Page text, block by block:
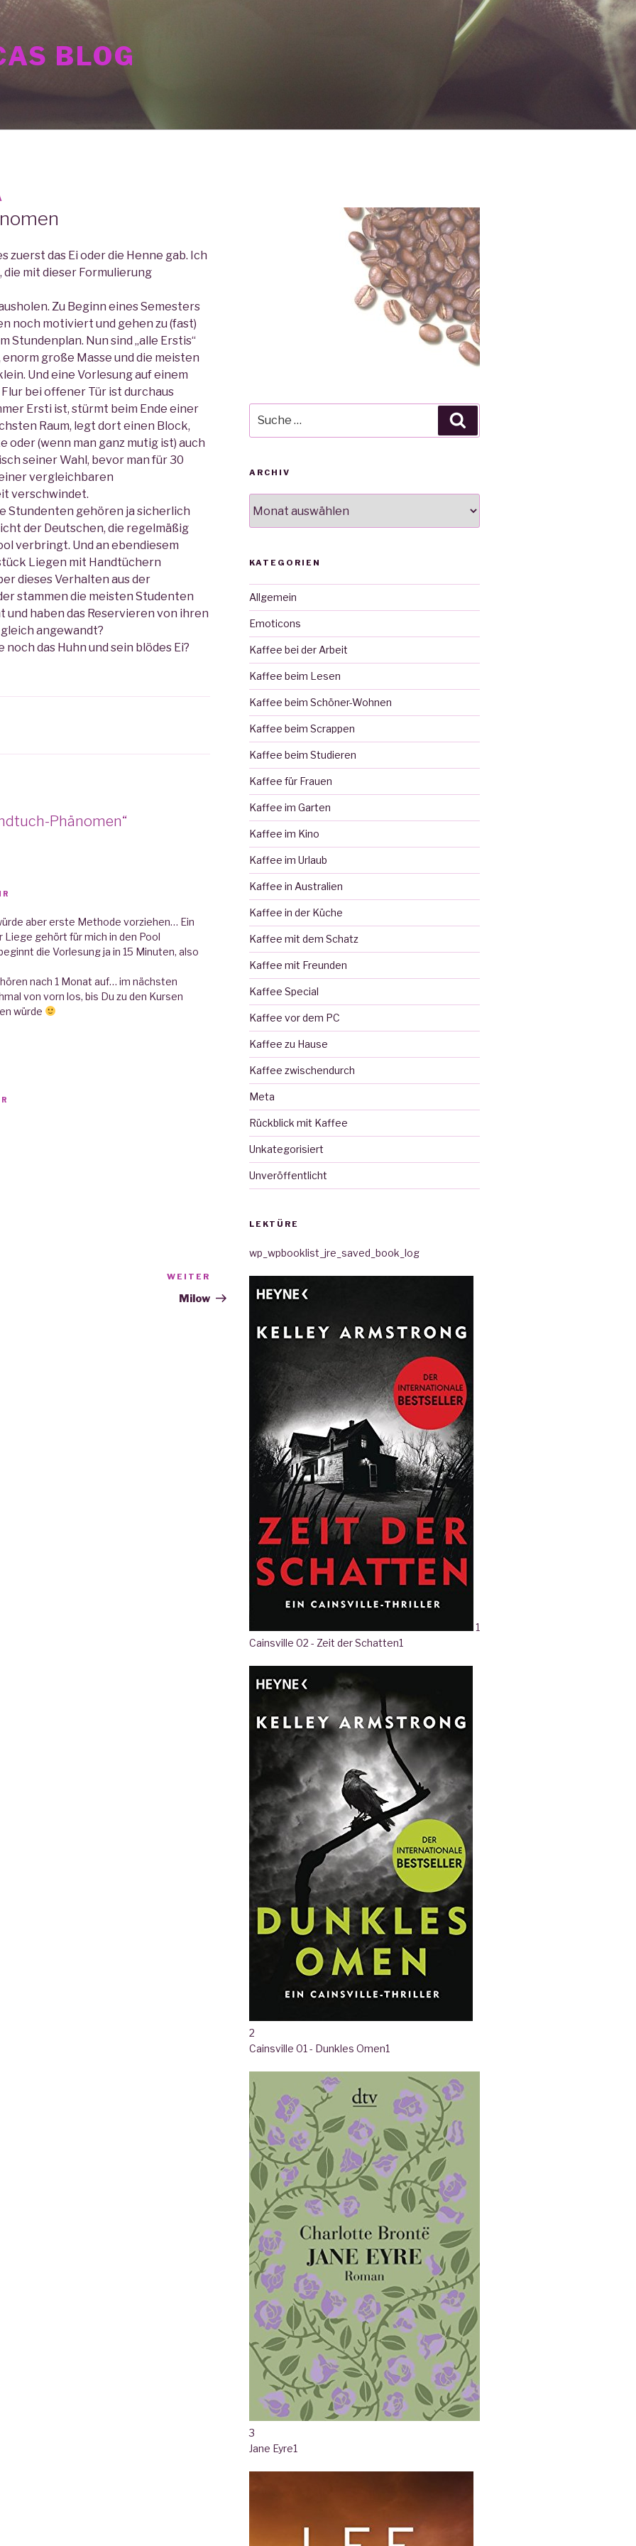
BLOG
zuerst das Ei oder die Henne gab. Ich
die mit dieser Formulierung
Zu Beginn eines Semesters
noch motiviert und gehen zu (fast)
Stundenplan. Nun sind „alle Erstis“
große Masse und die meisten
Und eine Vorlesung auf einem
bei offener Tür ist durchaus
Ersti ist, stürmt beim Ende einer
Raum, legt dort einen Block,
oder (wenn man ganz mutig ist) auch
seiner Wahl, bevor man für 30
vergleichbaren
verschwindet.
Stundenten gehören ja sicherlich
der Deutschen, die regelmäßig
verbringt. Und an ebendiesem
Liegen mit Handtüchern
dieses Verhalten aus der
stammen die meisten Studenten
und haben das Reservieren von ihren
angewandt?
das Huhn und sein blödes Ei?
Phänomen“
aber erste Methode vorziehen… Ein
gehört für mich in den Pool
die Vorlesung ja in 15 Minuten, also
nach 1 Monat auf… im nächsten
von vorn los, bis Du zu den Kursen
würde
Nächster
Beitrag
WEITER
Milow
nach:
ARCHIV
KATEGORIEN
Allgemein
Emoticons
Kaffee bei der Arbeit
Kaffee beim Lesen
Kaffee beim Schöner-Wohnen
Kaffee beim Scrappen
Kaffee beim Studieren
Kaffee für Frauen
Kaffee im Garten
Kaffee im Kino
Kaffee im Urlaub
Kaffee in Australien
Kaffee in der Küche
Kaffee mit dem Schatz
Kaffee mit Freunden
Kaffee Special
Kaffee vor dem PC
Kaffee zu Hause
Kaffee zwischendurch
Meta
Rückblick mit Kaffee
Unkategorisiert
Unveröffentlicht
LEKTÜRE
wp_wpbooklist_jre_saved_book_log
1
Cainsville 02 - Zeit der Schatten1
2
Cainsville 01 - Dunkles Omen1
3
Jane Eyre1